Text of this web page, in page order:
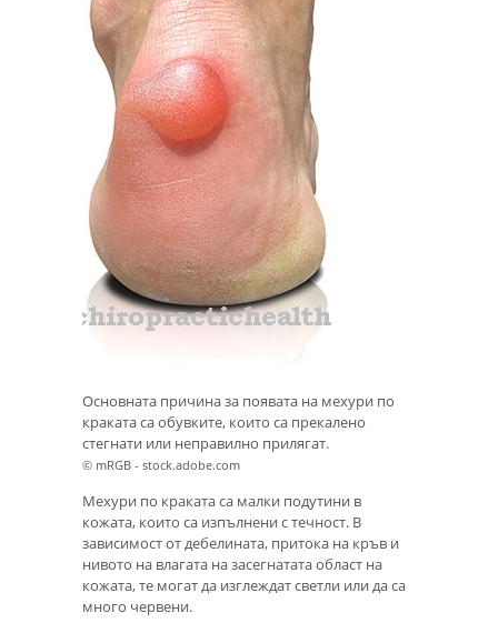
Основната причина за появата на мехури по
краката са обувките, които са прекалено
стегнати или неправилно прилягат.
© mRGB - stock.adobe.com
Мехури по краката са малки подутини в
кожата, които са изпълнени с течност. В
зависимост от дебелината, притока на кръв и
нивото на влагата на засегнатата област на
кожата, те могат да изглеждат светли или да са
много червени.